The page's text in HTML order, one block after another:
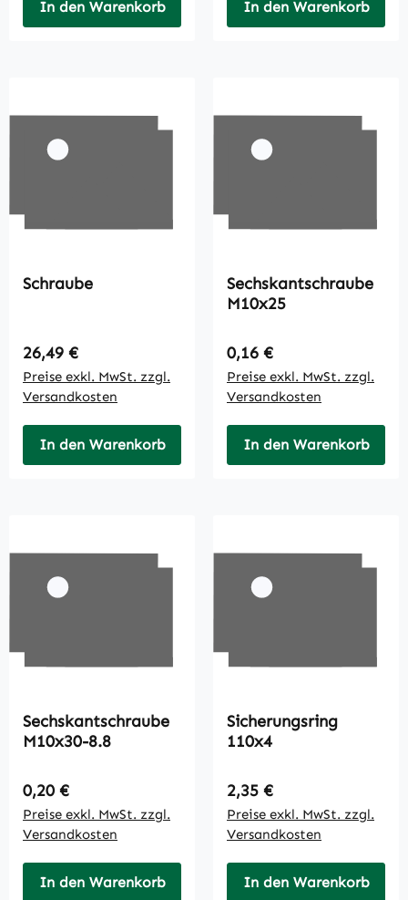
In den Warenkorb In den Warenkorb
Schraube
Regulärer Preis:
26,49 €
Preise exkl. MwSt. zzgl.
Versandkosten
In den Warenkorb
Sechskantschraube
M10x25
Regulärer Preis:
0,16 €
Preise exkl. MwSt. zzgl.
Versandkosten
In den Warenkorb
Sechskantschraube
M10x30-8.8
Regulärer Preis:
0,20 €
Preise exkl. MwSt. zzgl.
Versandkosten
In den Warenkorb
Sicherungsring
110x4
Regulärer Preis:
2,35 €
Preise exkl. MwSt. zzgl.
Versandkosten
In den Warenkorb